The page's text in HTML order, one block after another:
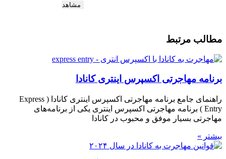
مشاهده
مطالب مرتبط
برنامه مهاجرتی اکسپرس اینتری کانادا
راهنمای جامع برنامه مهاجرتی اکسپرس اینتری کانادا ( Express
Entry ) برنامه مهاجرتی اکسپرس اینتری یکی از برنامه‌های
مهاجرتی بسیار موفق و محبوب در کانادا
بیشتر »